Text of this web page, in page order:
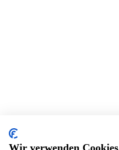
Wir verwenden Cookies